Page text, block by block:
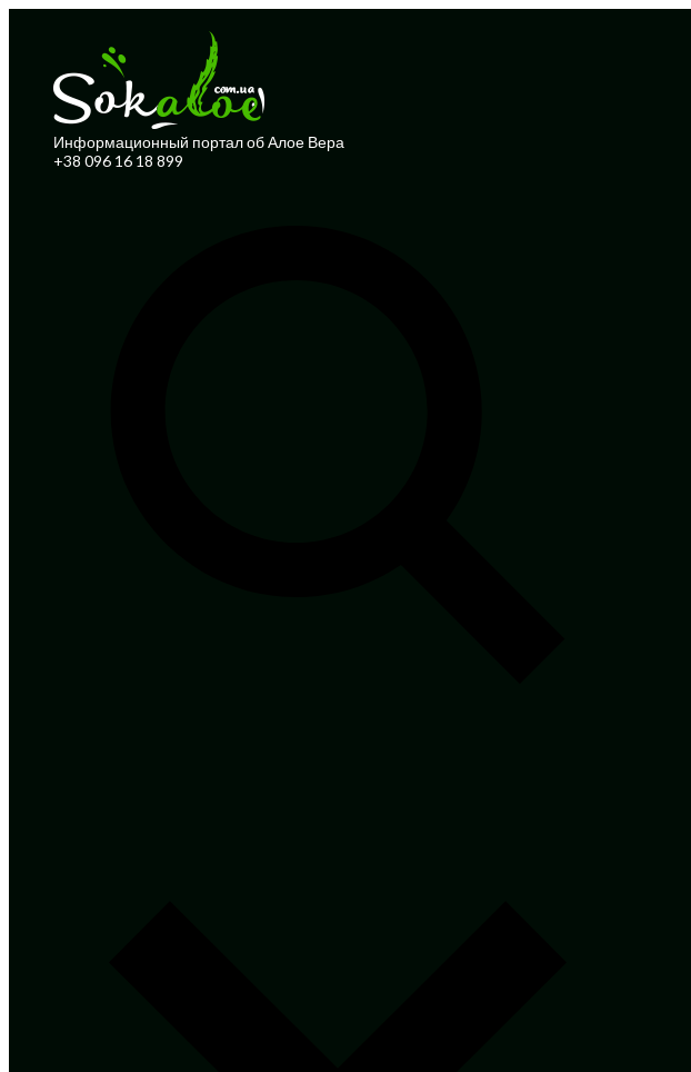
Информационный портал об Алое Вера
+38 096 16 18 899